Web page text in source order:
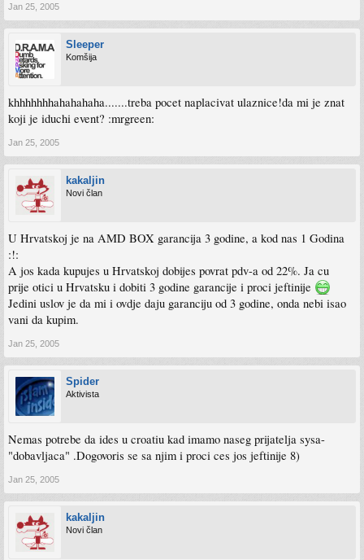
Jan 25, 2005
Sleeper
Komšija
khhhhhhhahahahaha.......treba pocet naplacivat ulaznice!da mi je znat
koji je iduchi event? :mrgreen:
Jan 25, 2005
kakaljin
Novi član
U Hrvatskoj je na AMD BOX garancija 3 godine, a kod nas 1 Godina
:!:
A jos kada kupujes u Hrvatskoj dobijes povrat pdv-a od 22%. Ja cu
prije otici u Hrvatsku i dobiti 3 godine garancije i proci jeftinije
Jedini uslov je da mi i ovdje daju garanciju od 3 godine, onda nebi isao
vani da kupim.
Jan 25, 2005
Spider
Aktivista
Nemas potrebe da ides u croatiu kad imamo naseg prijatelja sysa-
"dobavljaca" .Dogovoris se sa njim i proci ces jos jeftinije 8)
Jan 25, 2005
kakaljin
Novi član